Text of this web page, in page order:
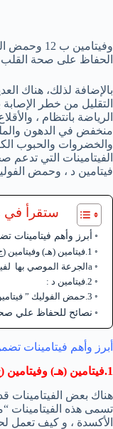
وفيتامين ب
الحفاظ على صحة القلب
بالإضافة لذلك، هناك
التقليل من خطر
الرياضة بانتظام ،
منخفض في الدهون
والخضروات والحبوب
الفيتامينات التي
فيتامين د ، وحمض
ستقرأ في
أبرز وأهم فيتامينات
1.فيتامين (هـ) وفيتامين (ج) فيتامينات مضادات الاكسدة :
aالجرعة الموصي بها لفيتامين C وفيتامين E :
2.فيتامين د :
3.حمض الفوليك ” فيتامين ب” :
نصائح للحفاظ علي
أبرز وأهم فيتامينات
1.فيتامين (هـ) وفيتامين (ج)
هناك بعض الفيتامينات
تسمى هذه الفيتامينات
الأكسدة ، و كيف تعمل